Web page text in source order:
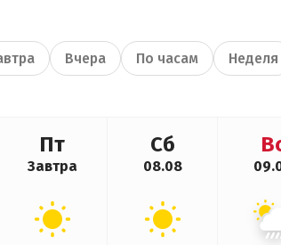
Вчера По часам Неделя
Пт
Завтра
Сб
08.08